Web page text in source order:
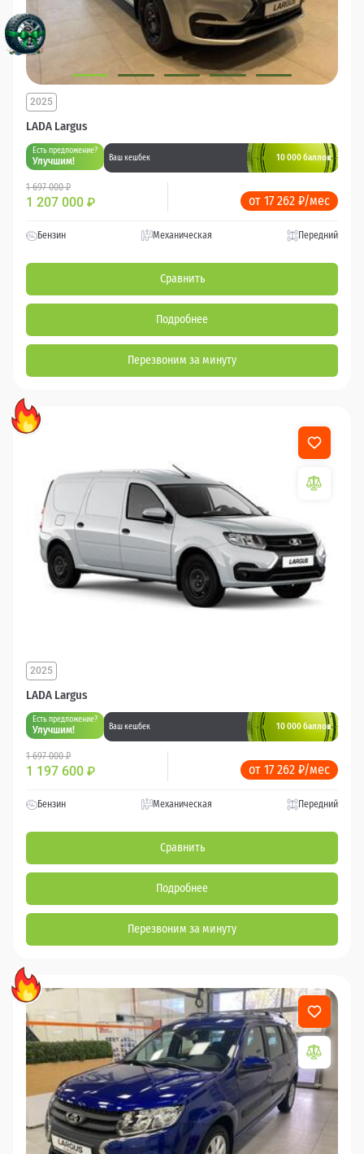
LADA Largus
2025
Есть предложение?
Улучшим! Ваш кешбек 10 000 баллов
1 697 000 ₽
1 207 000 ₽ от 17 262 ₽/мес
Бензин Механическая Передний
Сравнить
Подробнее
Перезвоним за минуту
LADA Largus
2025
Есть предложение?
Улучшим! Ваш кешбек 10 000 баллов
1 697 000 ₽
1 197 600 ₽ от 17 262 ₽/мес
Бензин Механическая Передний
Сравнить
Подробнее
Перезвоним за минуту